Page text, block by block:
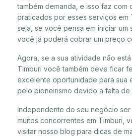
também demanda, e isso faz com
praticados por esses serviços em
seja, se você pensa em iniciar um
você já poderá cobrar um preço
Agora, se a sua atividade não
Timburi você também deve ficar
excelente oportunidade para sua
pelo pioneirismo devido a falta de
Independente do seu negócio
muitos concorrentes em Timburi,
visitar nosso blog para dicas de